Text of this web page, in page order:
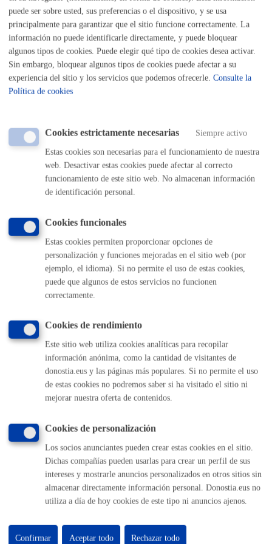
Cementerios
Cementerios: Autorización para realizar obras en sepultura
MÁQUINA
Volver al índice Volver atrás
Comunícate con el Ayuntamiento de Donostia / San
Sebastián
(gratuito desde Donostia / San Sebastián)
(+34) 943 481 000
Buzón de la ciudadanía
Enlaces útiles
Ofertas de empleo
Perfil del contratante
Sede electrónica
Sala de prensa
Mapa web
Otras páginas web corporativas
Donostia Kirola
Donostia Turismo
Fomento de San Sebastián
puede ser sobre usted, sus preferencias o el dispositivo, y se usa
principalmente para garantizar que el sitio funcione correctamente. La
información no puede identificarle directamente, y puede bloquear
algunos tipos de cookies. Puede elegir qué tipo de cookies desea activar.
Sin embargo, bloquear algunos tipos de cookies puede afectar a su
experiencia del sitio y los servicios que podemos ofrecerle. Consulte la
Política de cookies
Cookies estrictamente necesarias Siempre activo
Estas cookies son necesarias para el funcionamiento de nuestra
web. Desactivar estas cookies puede afectar al correcto
funcionamiento de este sitio web. No almacenan información
de identificación personal.
Cookies funcionales
Estas cookies permiten proporcionar opciones de
personalización y funciones mejoradas en el sitio web (por
ejemplo, el idioma). Si no permite el uso de estas cookies,
puede que algunos de estos servicios no funcionen
correctamente.
Cookies de rendimiento
Este sitio web utiliza cookies analíticas para recopilar
información anónima, como la cantidad de visitantes de
donostia.eus y las páginas más populares. Si no permite el uso
de estas cookies no podremos saber si ha visitado el sitio ni
mejorar nuestra oferta de contenidos.
Cookies de personalización
Los socios anunciantes pueden crear estas cookies en el sitio.
Dichas compañías pueden usarlas para crear un perfil de sus
intereses y mostrarle anuncios personalizados en otros sitios sin
almacenar directamente información personal. Donostia.eus no
utiliza a día de hoy cookies de este tipo ni anuncios ajenos.
Rechazar todo
Confirmar Aceptar todo